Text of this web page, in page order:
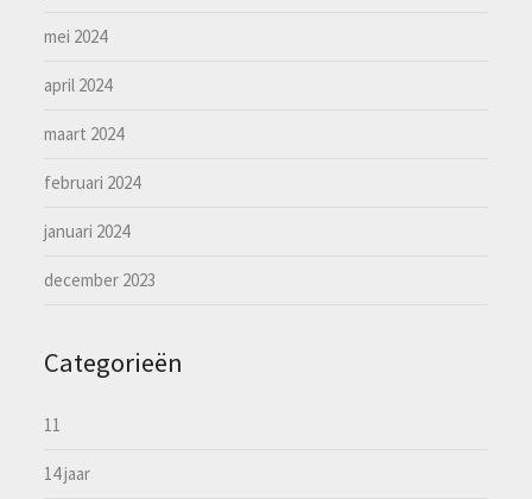
mei 2024
april 2024
maart 2024
februari 2024
januari 2024
december 2023
Categorieën
11
14 jaar